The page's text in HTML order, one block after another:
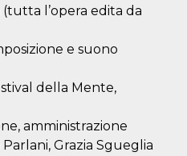
l’opera edita da
e suono
della Mente,
amministrazione
Grazia Sgueglia
para hacer que
días
recordar las
preferencias de
consentimiento